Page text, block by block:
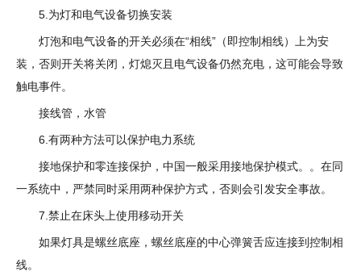
5.为灯和电气设备切换安装
灯泡和电气设备的开关必须在“相线”（即控制相线）上为安
装，否则开关将关闭，灯熄灭且电气设备仍然充电，这可能会导致
触电事件。
接线管，水管
6.有两种方法可以保护电力系统
接地保护和零连接保护，中国一般采用接地保护模式。。在同
一系统中，严禁同时采用两种保护方式，否则会引发安全事故。
7.禁止在床头上使用移动开关
如果灯具是螺丝底座，螺丝底座的中心弹簧舌应连接到控制相
线。